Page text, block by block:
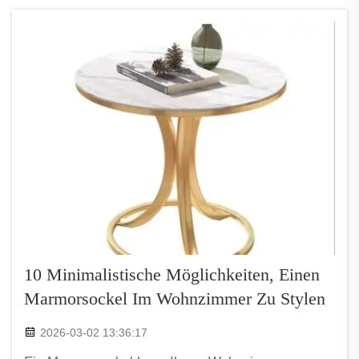
Aussehen mit schönen Mustern...
10 Minimalistische Möglichkeiten, Einen
Marmorsockel Im Wohnzimmer Zu Stylen
2026-03-02 13:36:17